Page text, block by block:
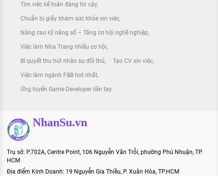
Tìm việc kế toán đáng tin cậy
Chuẩn bị giấy khám sức khỏe xin việc
Nâng cao kỹ năng số – Tăng cơ hội nghề nghiệp
Việc làm Nha Trang nhiều cơ hội
Bí quyết thu hút nhân sự đối thủ Tạo CV xin việc
Việc làm ngành F&B hot nhất
Ứng tuyển Game Developer liền tay
NhanSu.vn
Trụ sở: P.702A, Centre Point, 106 Nguyễn Văn Trỗi, phường Phú Nhuận, TP.
HCM
Địa điểm Kinh Doanh: 19 Nguyễn Gia Thiều, P. Xuân Hòa, TP.HCM